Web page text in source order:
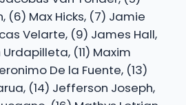
(6) Max Hicks, (7) Jamie
Velarte, (9) James Hall,
(11) Maxim
De la Fuente, (13)
(14) Jefferson Joseph,